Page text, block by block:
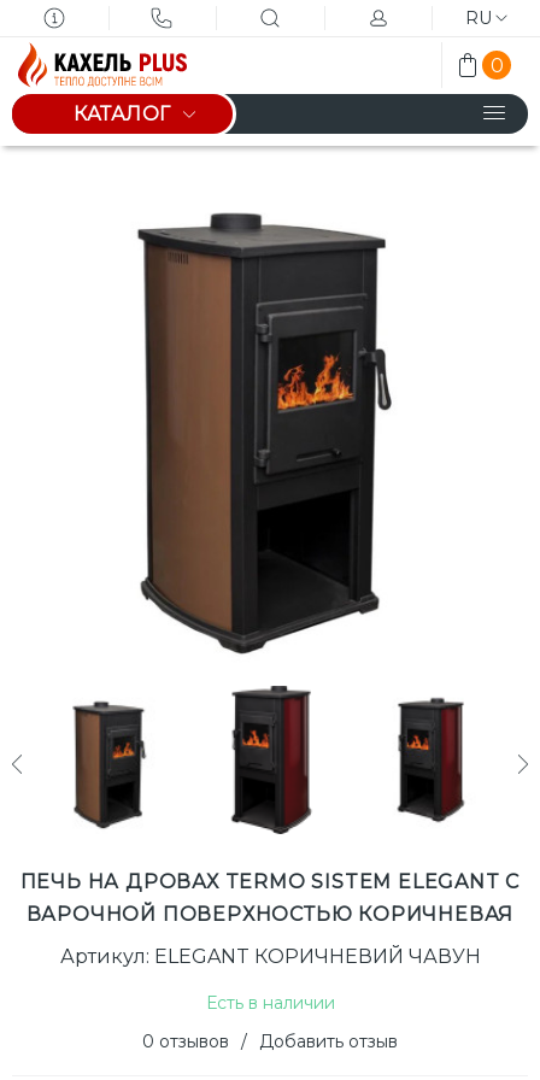
RU
0
КАТАЛОГ
next
ПЕЧЬ НА ДРОВАХ TERMO SISTEM ELEGANT С
ВАРОЧНОЙ ПОВЕРХНОСТЬЮ КОРИЧНЕВАЯ
Артикул: ELEGANT КОРИЧНЕВИЙ ЧАВУН
Есть в наличии
0 отзывов
/ Добавить отзыв